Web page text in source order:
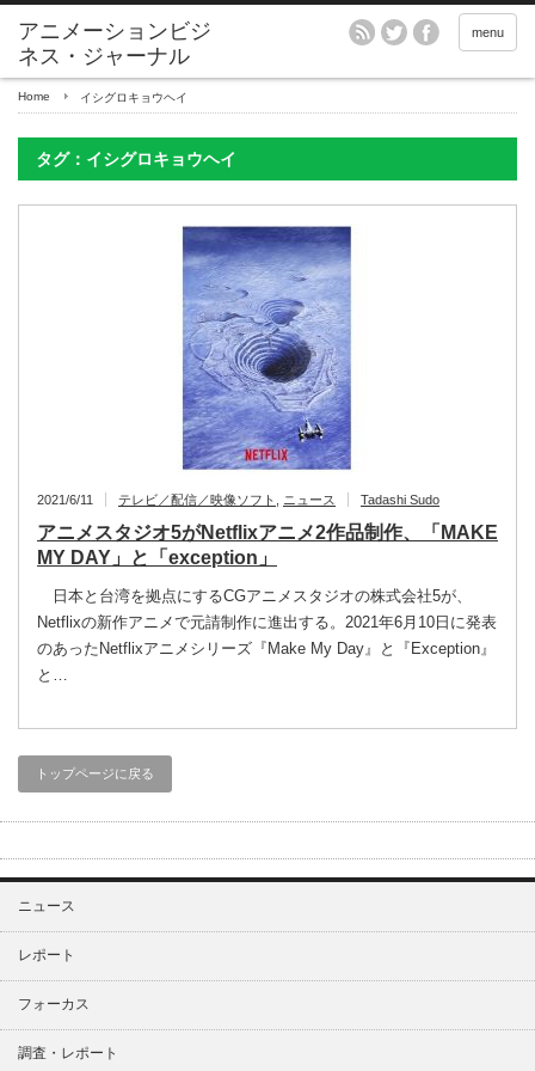
アニメーションビジ
ネス・ジャーナル
menu
Home イシグロキョウヘイ
タグ：イシグロキョウヘイ
2021/6/11 テレビ／配信／映像ソフト ニュース Tadashi Sudo
アニメスタジオ5がNetflixアニメ2作品制作、「MAKE
MY DAY」と「exception」
日本と台湾を拠点にするCGアニメスタジオの株式会社5が、
Netflixの新作アニメで元請制作に進出する。2021年6月10日に発表
のあったNetflixアニメシリーズ『Make My Day』と『Exception』
と…
トップページに戻る
ニュース
レポート
フォーカス
調査・レポート